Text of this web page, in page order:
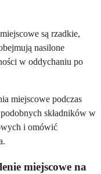
są rzadkie,
nasilone
w oddychaniu po
miejscowe podczas
składników w
i omówić
miejscowe na